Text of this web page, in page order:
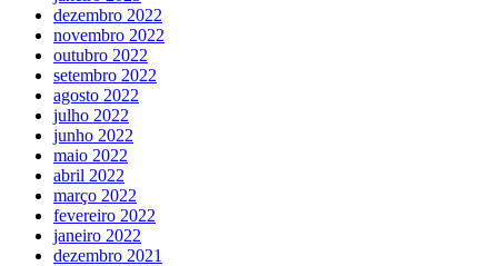
dezembro 2022
novembro 2022
outubro 2022
setembro 2022
agosto 2022
julho 2022
junho 2022
maio 2022
abril 2022
março 2022
fevereiro 2022
janeiro 2022
dezembro 2021